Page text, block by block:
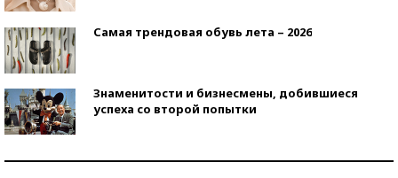
Самая трендовая обувь лета – 2026
Знаменитости и бизнесмены, добившиеся
успеха со второй попытки